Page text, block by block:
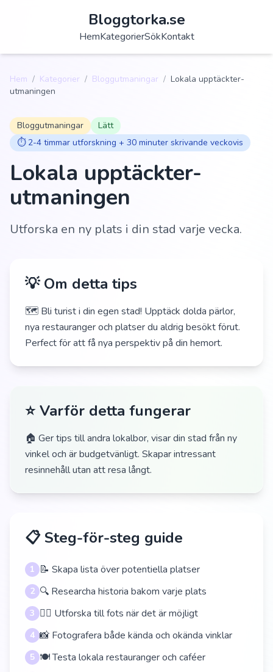
Bloggtorka.se
HemKategorierSökKontakt
Hem / Kategorier / Bloggutmaningar / Lokala upptäckter-
utmaningen
Bloggutmaningar
Lätt
⏱️ 2-4 timmar utforskning + 30 minuter skrivande veckovis
Lokala upptäckter-
utmaningen
Utforska en ny plats i din stad varje vecka.
💡 Om detta tips
🗺️ Bli turist i din egen stad! Upptäck dolda pärlor,
nya restauranger och platser du aldrig besökt förut.
Perfect för att få nya perspektiv på din hemort.
⭐ Varför detta fungerar
🏠 Ger tips till andra lokalbor, visar din stad från ny
vinkel och är budgetvänligt. Skapar intressant
resinnehåll utan att resa långt.
📋 Steg-för-steg guide
1 📝 Skapa lista över potentiella platser
2 🔍 Researcha historia bakom varje plats
3 🚶‍♀️ Utforska till fots när det är möjligt
4 📸 Fotografera både kända och okända vinklar
5 🍽️ Testa lokala restauranger och caféer